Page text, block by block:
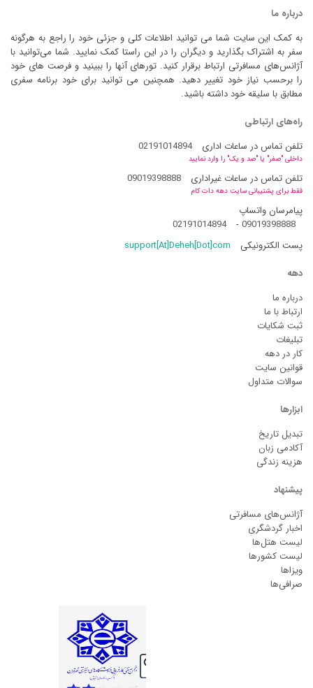
درباره ما
به کمک این سایت شما می توانید اطلاعات کلی و جزئی خود را راجع به هرگونه
سفر به اشتراک بگذارید و دیگران را در این راستا کمک نمایید. شما می‌توانید با
آژانس‌های مسافرتی ارتباط برقرار کنید. تورهای آنها را ببینید و فرصت های خود
را برحسب نیاز خود تغییر دهید. همچنین می توانید برای خود برنامه سفری
مطابق با سلیقه خود داشته باشید.
راه‌های ارتباطی
تلفن تماس در ساعات اداری
02191014894
داخلی "صفر" یا "صد و یک" را وارد نمایید
تلفن تماس در ساعات غیراداری 09019398888
فقط برای پشتیبانی سایت دهه دات کام
پیامرسان واتساپ
09019398888
-
02191014894
پست الکترونیکی
support[At]Deheh[Dot]com
دهه
درباره ما
ارتباط با ما
ثبت شکایات
تبلیغات
کار در دهه
قوانین سایت
سوالات متداول
ابزارها
تبدیل تاریخ
آکادمی زبان
هزینه زندگی
پیشنهاد
آژانس‌های مسافرتی
اخبار گردشگری
لیست هتل‌ها
لیست کشورها
ویزاها
صرافی‌ها